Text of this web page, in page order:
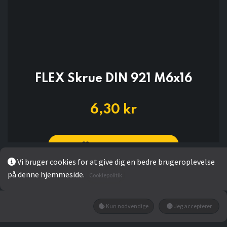
FLEX Skrue DIN 921 M6x16
6,30 kr
Add to wishlist
Ikke på lager
Vi bruger cookies for at give dig en bedre brugeroplevelse
på denne hjemmeside.
Cookiepolitik
Kun nødvendige Jeg accepterer